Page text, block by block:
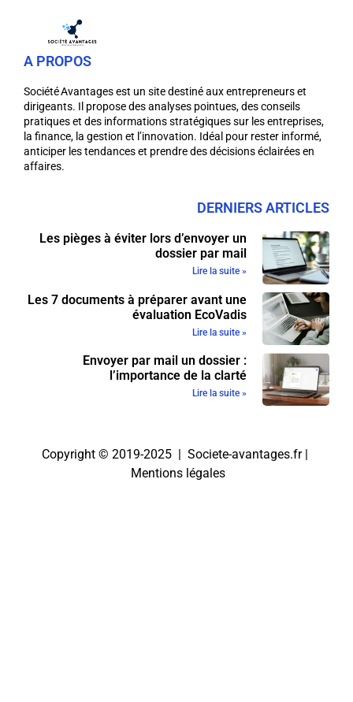
A PROPOS
Société Avantages est un site destiné aux entrepreneurs et
dirigeants. Il propose des analyses pointues, des conseils
pratiques et des informations stratégiques sur les entreprises,
la finance, la gestion et l’innovation. Idéal pour rester informé,
anticiper les tendances et prendre des décisions éclairées en
affaires.
DERNIERS ARTICLES
Les pièges à éviter lors d’envoyer un
dossier par mail
Lire la suite »
Les 7 documents à préparer avant une
évaluation EcoVadis
Lire la suite »
Envoyer par mail un dossier :
l’importance de la clarté
Lire la suite »
Copyright © 2019-2025 | Societe-avantages.fr |
Mentions légales